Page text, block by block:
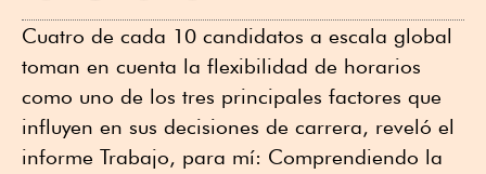
Cuatro de cada 10 candidatos a escala global
toman en cuenta la flexibilidad de horarios
como uno de los tres principales factores que
influyen en sus decisiones de carrera, reveló el
informe Trabajo, para mí: Comprendiendo la